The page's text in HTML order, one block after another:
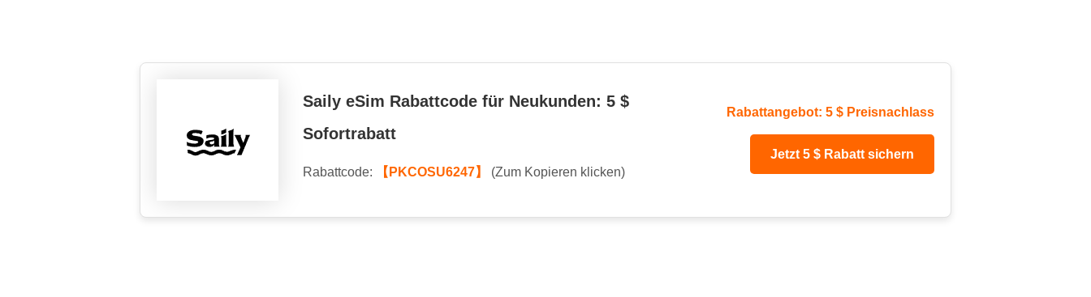
Saily eSim Rabattcode für Neukunden: 5 $
Sofortrabatt
Rabattcode: 【PKCOSU6247】 (Zum Kopieren klicken)
Rabattangebot: 5 $ Preisnachlass
Jetzt 5 $ Rabatt sichern